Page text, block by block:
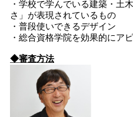
・学校で学んでいる建築・土
さ」が表現されているもの
・普段使いできるデザイン
・総合資格学院を効果的にア
◆審査方法